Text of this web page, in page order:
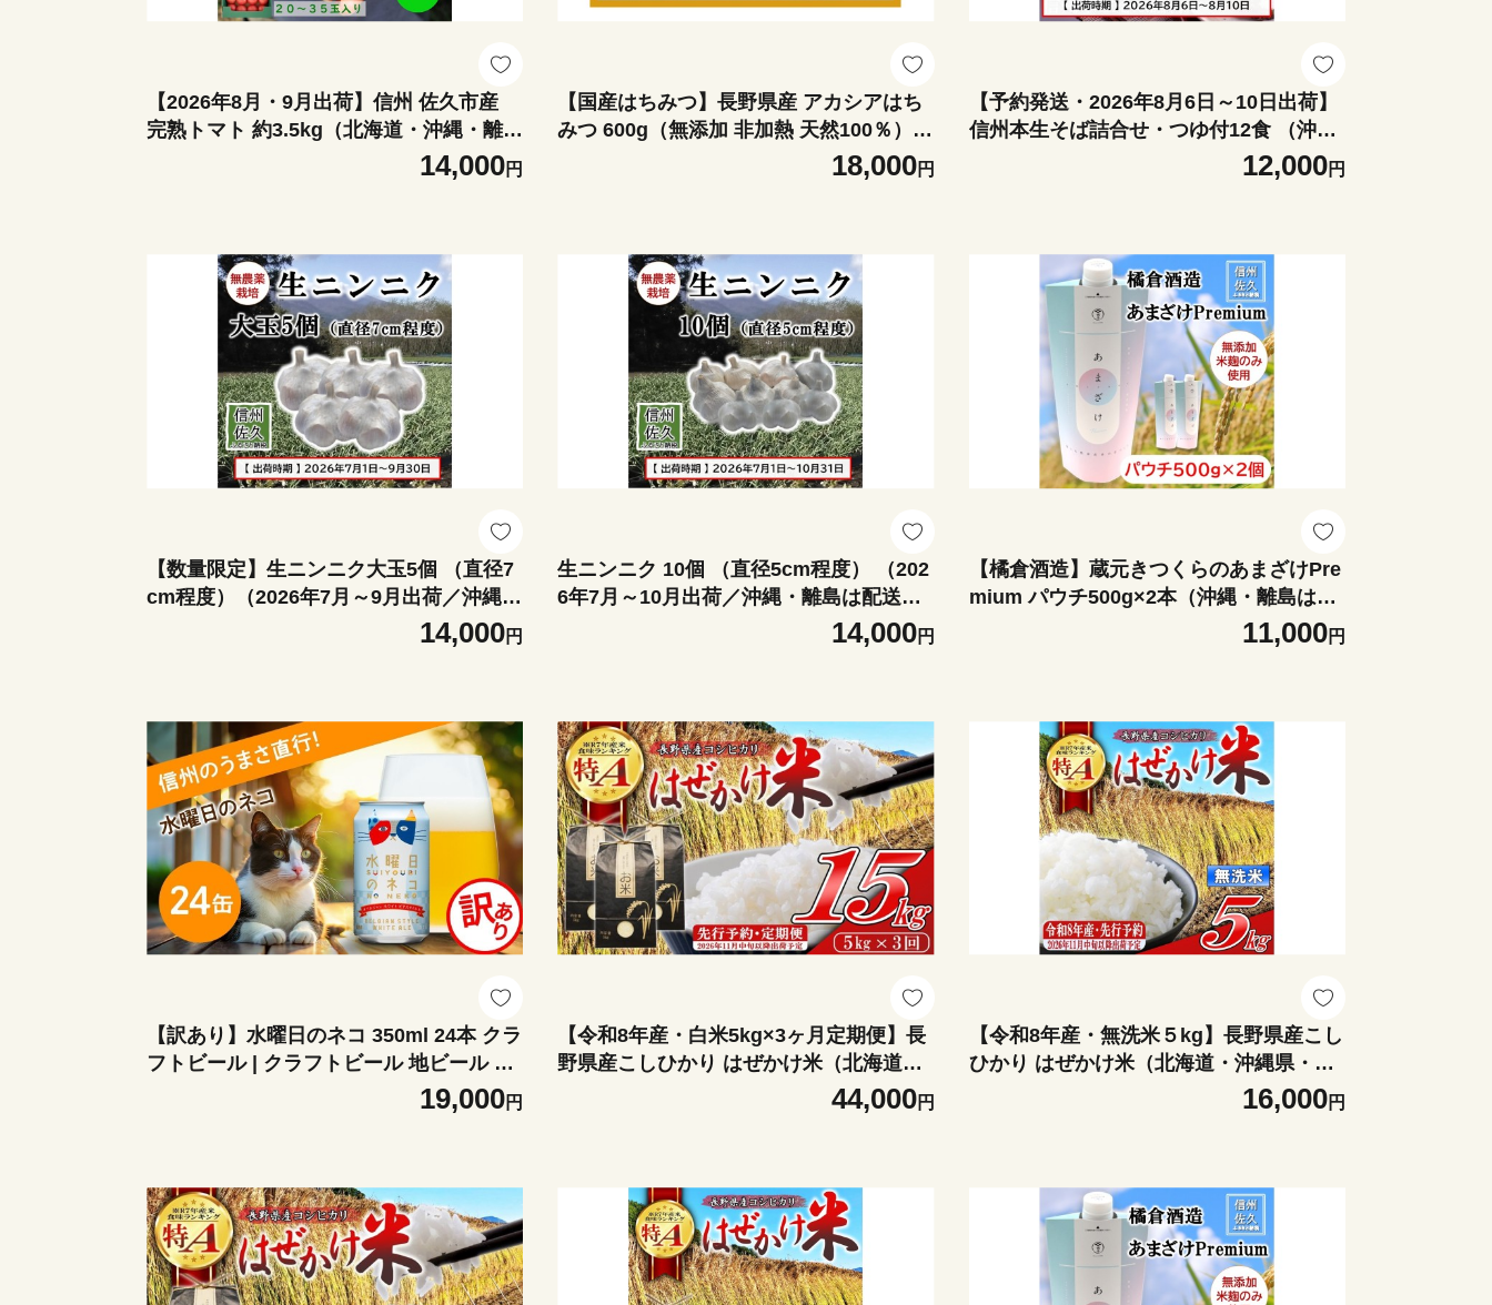
【2026年8月・9月出荷】信州 佐久市産
完熟トマト 約3.5kg（北海道・沖縄・離島
は配送不可） 有機JAS トマト 朝どれ と
まと 高原野菜 新鮮 期間限定 産地直送 旬
14,000円
【国産はちみつ】長野県産 アカシアはち
みつ 600g（無添加 非加熱 天然100％）瓶
詰め | 国産 純粋 蜂蜜 ハチミツ 純粋はち
みつ 天然はちみつ あかしあ 信州 佐久 浅
18,000円
【予約発送・2026年8月6日～10日出荷】
信州本生そば詰合せ・つゆ付12食 （沖
縄・離島配送不可） 蕎麦 石臼 食べ比べ
セット お盆 夏休み イベント 長野県
12,000円
【数量限定】生ニンニク大玉5個 （直径7
cm程度）（2026年7月～9月出荷／沖縄・
離島は配送不可）にんにく ガーリッ
ク 最高級ホワイト六片種 無農薬 長
14,000円
生ニンニク 10個 （直径5cm程度） （202
6年7月～10月出荷／沖縄・離島は配送不
可） にんにく ガーリック 最高級ホワ
イト六片種 無農薬 長野県 佐久市
14,000円
【橘倉酒造】蔵元きつくらのあまざけPre
mium パウチ500g×2本（沖縄・離島は配
送不可） ｜ 甘酒 米麹 天然水 ノンアル
コール 無添加 酒蔵 発酵食品 【 長野県 佐
11,000円
【訳あり】水曜日のネコ 350ml 24本 クラ
フトビール | クラフトビール 地ビール 缶
ビール セット 酒 アルコール よなよなエ
ール ヤッホーブルーイング 数量限定
19,000円
【令和8年産・白米5kg×3ヶ月定期便】長
野県産こしひかり はぜかけ米（北海道・
026年11月下旬以降発送】 精米 2026年
44,000円
【令和8年産・無洗米５kg】長野県産こし
ひかり はぜかけ米（北海道・沖縄県・離
下旬以降発送】 精米 2026年産 産地直送
16,000円